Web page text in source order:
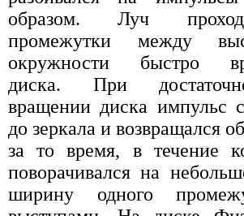
образом. Луч
промежутки между
окружности быстро
диска. При
вращении диска импульс
до зеркала и возвращался
за то время, в течение
поворачивался на
ширину одного